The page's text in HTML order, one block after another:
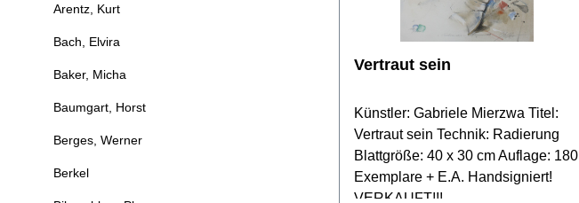
Arentz, Kurt
Bach, Elvira
Baker, Micha
Baumgart, Horst
Berges, Werner
Berkel
Vertraut sein
Künstler: Gabriele Mierzwa Titel:
Vertraut sein Technik: Radierung
Blattgröße: 40 x 30 cm Auflage: 180
Exemplare + E.A. Handsigniert!
VERKAUFT!!!